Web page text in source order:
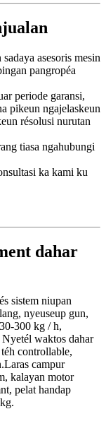
asesoris mesin
pangropéa
periode garansi,
pikeun ngajelaskeun
résolusi nurutan
tiasa ngahubungi
ka kami ku
dahar
sistem niupan
nyeuseup gun,
300 kg / h,
waktos dahar
controllable,
campur
kalayan motor
pelat handap